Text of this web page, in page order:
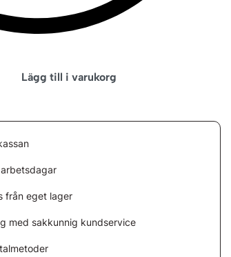
Lägg till i varukorg
från eget lager
med sakkunnig kundservice